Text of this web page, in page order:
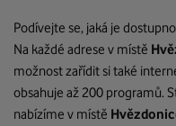
Podívejte se, jaká je
Na každé adrese v místě
možnost zařídit si také
obsahuje až 200 programů.
nabízíme v místě